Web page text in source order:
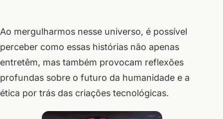
Ao mergulharmos nesse universo, é possível
perceber como essas histórias não apenas
entretêm, mas também provocam reflexões
profundas sobre o futuro da humanidade e a
ética por trás das criações tecnológicas.